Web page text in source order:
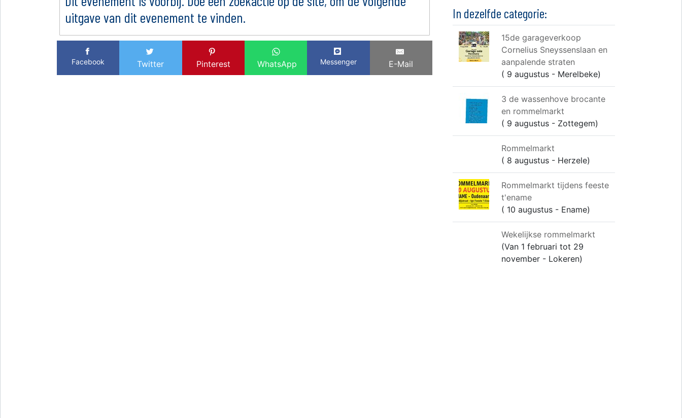
uitgave van dit evenement te vinden.
Facebook Twitter Pinterest WhatsApp Messenger E-Mail
In dezelfde categorie:
15de garageverkoop
Cornelius Sneyssenslaan en
aanpalende straten
( 9 augustus - Merelbeke)
3 de wassenhove brocante
en rommelmarkt
( 9 augustus - Zottegem)
Rommelmarkt
( 8 augustus - Herzele)
Rommelmarkt tijdens feeste
t'ename
( 10 augustus - Ename)
Wekelijkse rommelmarkt
(Van 1 februari tot 29
november - Lokeren)